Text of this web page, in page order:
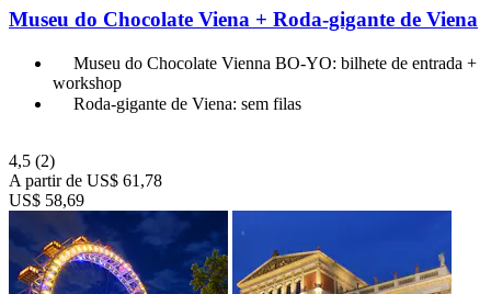
Museu do Chocolate Viena + Roda-gigante de Viena
Museu do Chocolate Vienna BO-YO: bilhete de entrada +
workshop
Roda-gigante de Viena: sem filas
4,5 (2)
A partir de US$ 61,78
US$ 58,69